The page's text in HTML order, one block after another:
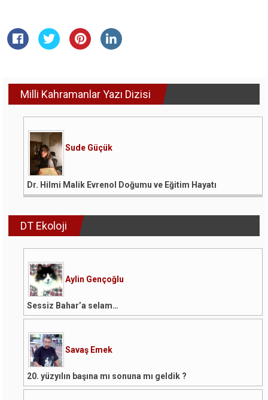
Milli Kahramanlar Yazı Dizisi
Sude Güçük
Dr. Hilmi Malik Evrenol Doğumu ve Eğitim Hayatı
DT Ekoloji
Aylin Gençoğlu
Sessiz Bahar’a selam…
Savaş Emek
20. yüzyılın başına mı sonuna mı geldik ?